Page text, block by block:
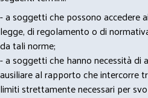
- a soggetti che possono accedere
legge, di regolamento o di
da tali norme;
- a soggetti che hanno necessità di
ausiliare al rapporto che intercorre
limiti strettamente necessari per